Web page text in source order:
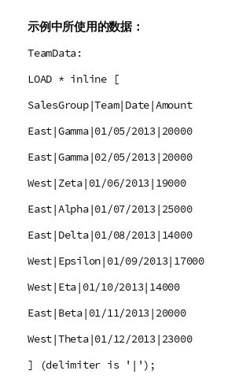
示例中所使用的数据：
TeamData:
LOAD * inline [
SalesGroup|Team|Date|Amount
East|Gamma|01/05/2013|20000
East|Gamma|02/05/2013|20000
West|Zeta|01/06/2013|19000
East|Alpha|01/07/2013|25000
East|Delta|01/08/2013|14000
West|Epsilon|01/09/2013|17000
West|Eta|01/10/2013|14000
East|Beta|01/11/2013|20000
West|Theta|01/12/2013|23000
] (delimiter is '|');